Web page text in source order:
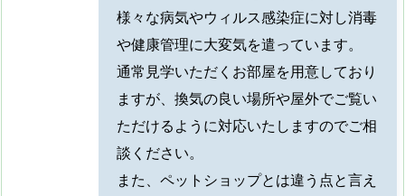
様々な病気やウィルス感染症に対し消毒
や健康管理に大変気を遣っています。
通常見学いただくお部屋を用意しており
ますが、換気の良い場所や屋外でご覧い
ただけるように対応いたしますのでご相
談ください。
また、ペットショップとは違う点と言え